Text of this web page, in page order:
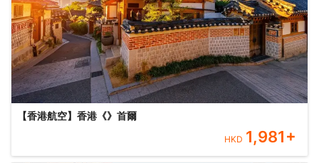
【香港航空】香港《》首爾
HKD 1,981+